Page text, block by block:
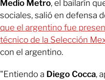
Medio Metro, el bailarín
sociales, salió en defensa
que el argentino fue
técnico de la Selección
con el argentino.
"Entiendo a Diego Cocca,